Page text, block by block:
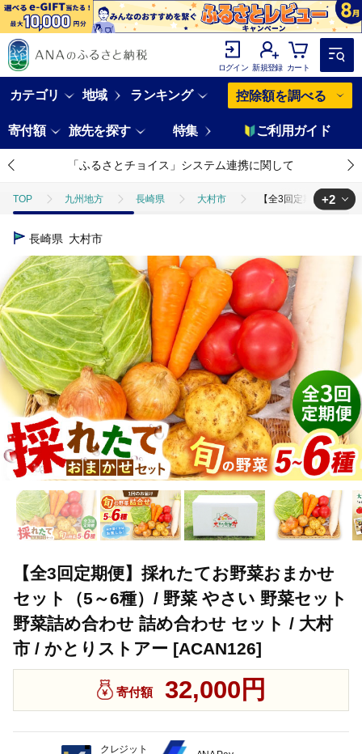
ログイン 新規登録 カート
カテゴリ 地域 ランキング 控除額を調べる
寄付額 旅先を探す 特集 ご利用ガイド
「ふるさとチョイス」システム連携に関して
TOP 九州地方 長崎県 大村市 【全3回定期便】採れ
TOP
TOP 野菜 野菜セット 【全3回定期便】採れたてお野菜お
+2
長崎県 大村市
【全3回定期便】採れたてお野菜おまかせ
セット（5～6種）/ 野菜 やさい 野菜セット
野菜詰め合わせ 詰め合わせ セット / 大村
市 / かとりストアー [ACAN126]
寄付額 32,000円
クレジット